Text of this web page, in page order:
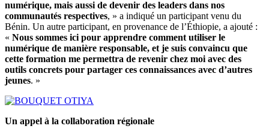
numérique, mais aussi de devenir des leaders dans nos
communautés respectives, » a indiqué un participant venu du
Bénin. Un autre participant, en provenance de l’Éthiopie, a ajouté :
« Nous sommes ici pour apprendre comment utiliser le
numérique de manière responsable, et je suis convaincu que
cette formation me permettra de revenir chez moi avec des
outils concrets pour partager ces connaissances avec d’autres
jeunes. »
Un appel à la collaboration régionale